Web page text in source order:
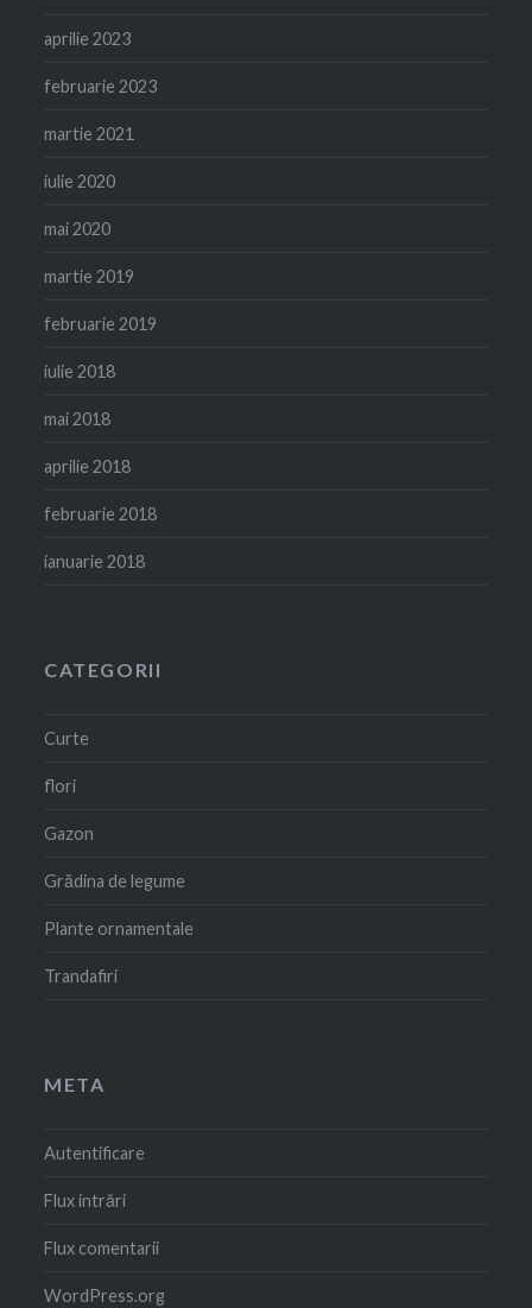
aprilie 2023
februarie 2023
martie 2021
iulie 2020
mai 2020
martie 2019
februarie 2019
iulie 2018
mai 2018
aprilie 2018
februarie 2018
ianuarie 2018
CATEGORII
Curte
flori
Gazon
Grădina de legume
Plante ornamentale
Trandafiri
META
Autentificare
Flux intrări
Flux comentarii
WordPress.org